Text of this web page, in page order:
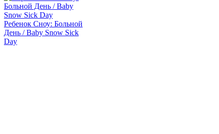
Ребенок Сноу: Больной
День / Baby Snow Sick
Day